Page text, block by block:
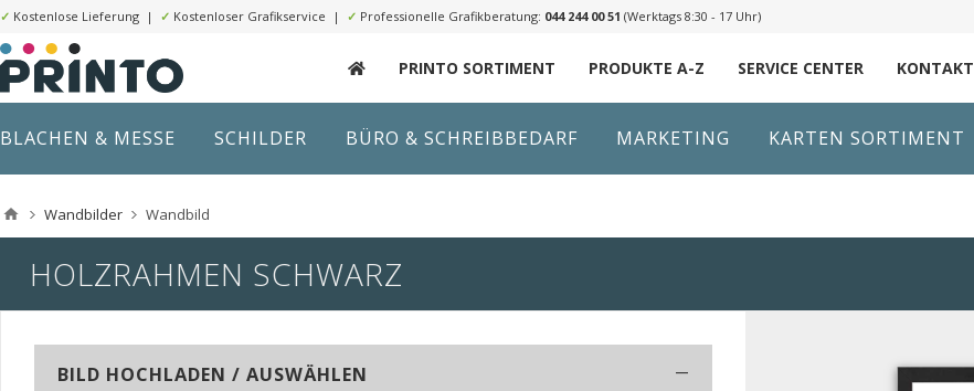
✓ Kostenlose Lieferung | ✓ Kostenloser Grafikservice | ✓ Professionelle Grafikberatung: 044 244 00 51 (Werktags 8:30 - 17 Uhr)
PRINTO SORTIMENT PRODUKTE A-Z SERVICE CENTER KONTAKT
BLACHEN & MESSE SCHILDER BÜRO & SCHREIBBEDARF MARKETING KARTEN SORTIMENT
Wandbilder Wandbild
HOLZRAHMEN SCHWARZ
BILD HOCHLADEN / AUSWÄHLEN –